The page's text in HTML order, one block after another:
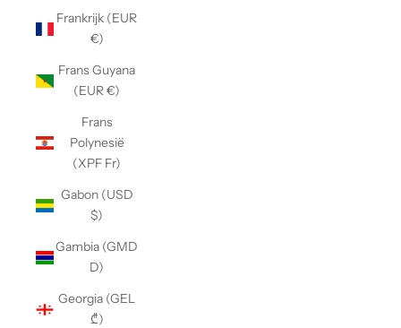
Frankrijk (EUR
€)
Frans Guyana
(EUR €)
Frans
Polynesië
(XPF Fr)
Gabon (USD
$)
Gambia (GMD
D)
Georgia (GEL
₾)